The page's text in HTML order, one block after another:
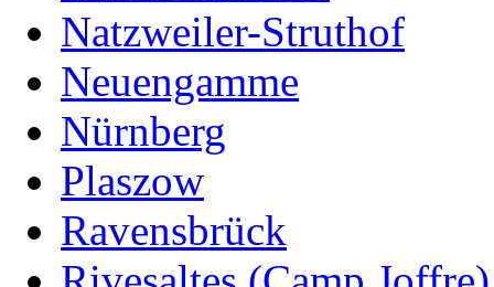
Natzweiler-Struthof
Neuengamme
Nürnberg
Plaszow
Ravensbrück